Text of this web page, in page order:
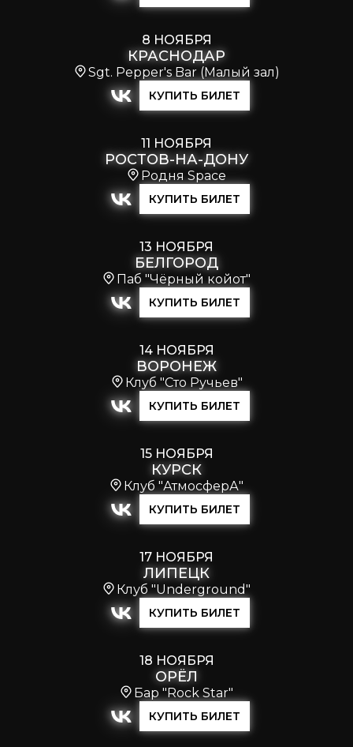
8 НОЯБРЯ
КРАСНОДАР
Sgt. Pepper's Bar (Малый зал)
КУПИТЬ БИЛЕТ
11 НОЯБРЯ
РОСТОВ-НА-ДОНУ
Родня Space
КУПИТЬ БИЛЕТ
13 НОЯБРЯ
БЕЛГОРОД
Паб "Чёрный койот"
КУПИТЬ БИЛЕТ
14 НОЯБРЯ
ВОРОНЕЖ
Клуб "Сто Ручьев"
КУПИТЬ БИЛЕТ
15 НОЯБРЯ
КУРСК
Клуб "АтмосферА"
КУПИТЬ БИЛЕТ
17 НОЯБРЯ
ЛИПЕЦК
Клуб "Underground"
КУПИТЬ БИЛЕТ
18 НОЯБРЯ
ОРЁЛ
Бар "Rock Star"
КУПИТЬ БИЛЕТ